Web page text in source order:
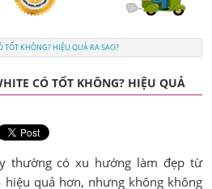
TỐT KHÔNG? HIỆU QUẢ RA SAO?
CÓ TỐT KHÔNG? HIỆU QUẢ
thường có xu hướng làm đẹp từ
quả hơn, nhưng không không